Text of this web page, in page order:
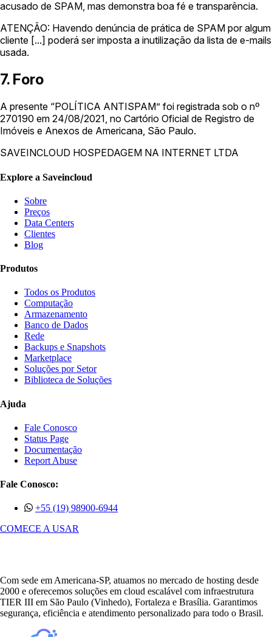
acusado de SPAM, mas demonstra boa fé e transparência.
ATENÇÃO: Havendo denúncia de prática de SPAM por algum
cliente [...] poderá ser imposta a inutilização da lista de e-mails
usada.
7. Foro
A presente “POLÍTICA ANTISPAM” foi registrada sob o nº
270190 em 24/08/2021, no Cartório Oficial de Registro de
Imóveis e Anexos de Americana, São Paulo.
SAVEINCLOUD HOSPEDAGEM NA INTERNET LTDA
Explore a Saveincloud
Sobre
Preços
Data Centers
Clientes
Blog
Produtos
Todos os Produtos
Computação
Armazenamento
Banco de Dados
Rede
Backups e Snapshots
Marketplace
Soluções por Setor
Biblioteca de Soluções
Ajuda
Fale Conosco
Status Page
Documentação
Report Abuse
Fale Conosco:
+55 (19) 98900-6944
COMECE A USAR
Com sede em Americana-SP, atuamos no mercado de hosting desde
2000 e oferecemos soluções em cloud escalável com infraestrutura
TIER III em São Paulo (Vinhedo), Fortaleza e Brasília. Garantimos
segurança, eficiência e atendimento personalizado para todo o Brasil.